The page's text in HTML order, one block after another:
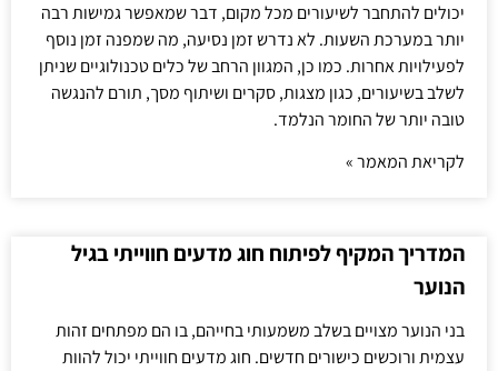
יכולים להתחבר לשיעורים מכל מקום, דבר שמאפשר גמישות רבה
יותר במערכת השעות. לא נדרש זמן נסיעה, מה שמפנה זמן נוסף
לפעילויות אחרות. כמו כן, המגוון הרחב של כלים טכנולוגיים שניתן
לשלב בשיעורים, כגון מצגות, סקרים ושיתוף מסך, תורם להנגשה
טובה יותר של החומר הנלמד.
לקריאת המאמר »
המדריך המקיף לפיתוח חוג מדעים חווייתי בגיל
הנוער
בני הנוער מצויים בשלב משמעותי בחייהם, בו הם מפתחים זהות
עצמית ורוכשים כישורים חדשים. חוג מדעים חווייתי יכול להוות